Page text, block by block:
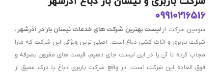
09910216516
سومین شرکت از لیست بهترین شرکت های خدمات نیسان بار در آذرشهر ،
شرکت باربری و اثاث کشی دباغ است. اصلی ترین ویژگی این شرکت که مارا
مجاب کرده تا آن را در این لیست جای دهیم، قیمت های مقرون بصرفه و
فوق العاده این شرکت است. در واقع شرکت باربری دباغ با درک عمیق از